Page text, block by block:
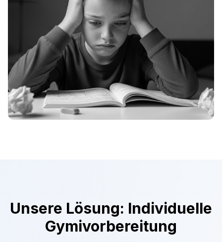
Unsere Lösung: Individuelle
Gymivorbereitung